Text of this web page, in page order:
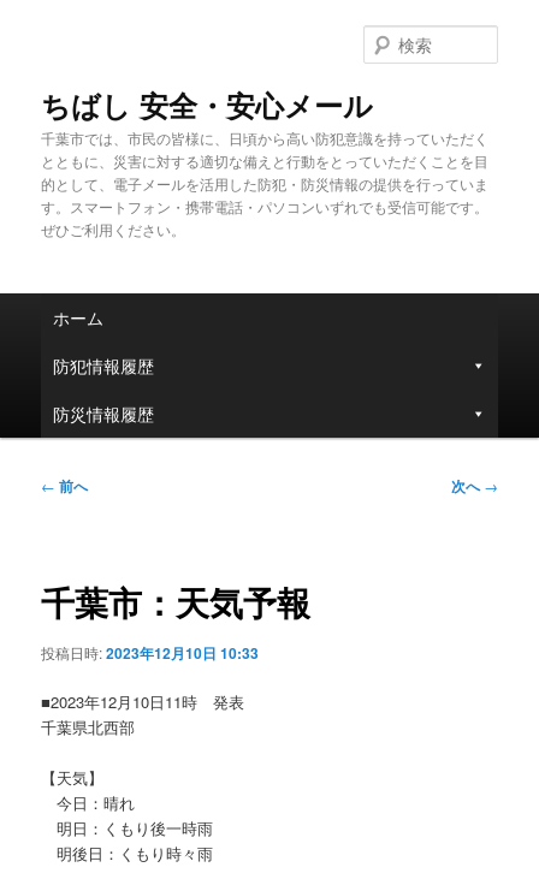
ちばし 安全・安心メール
千葉市では、市民の皆様に、日頃から高い防犯意識を持っていただく
とともに、災害に対する適切な備えと行動をとっていただくことを目
的として、電子メールを活用した防犯・防災情報の提供を行っていま
す。スマートフォン・携帯電話・パソコンいずれでも受信可能です。
ぜひご利用ください。
索
ュ
ホーム
防犯情報履歴
防災情報履歴
投
ゲ
ー
ョ
← 前へ 次へ→
千葉市：天気予報
投稿日時:2023年12月10日 10:33
■2023年12月10日11時 発表
千葉県北西部
【天気】
今日：晴れ
明日：くもり後一時雨
明後日：くもり時々雨